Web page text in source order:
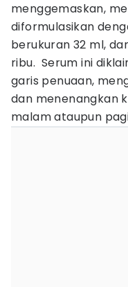
menggemaskan,
diformulasikan
berukuran 32 ml,
ribu. Serum ini
garis penuaan,
dan menenangkan
malam ataupun